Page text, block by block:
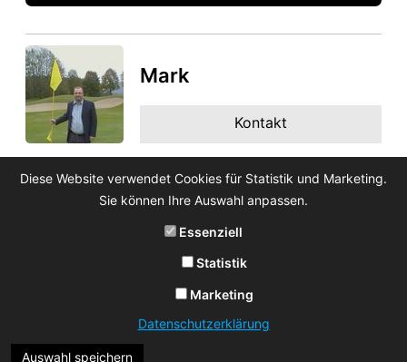
Mark
Kontakt
Diese Website verwendet Cookies für Statistik und Marketing.
Sie können Ihre Auswahl anpassen.
Essenziell
Statistik
Marketing
Datenschutzerklärung
Auswahl speichern